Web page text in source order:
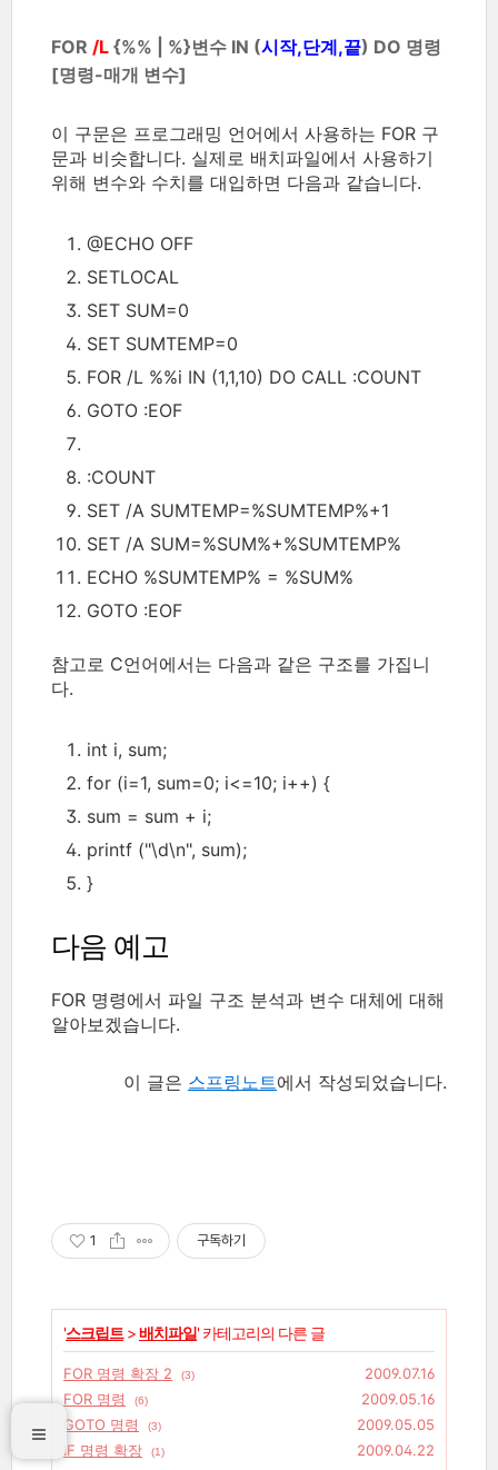
FOR /L {%% | %}변수 IN (시작,단계,끝) DO 명령
[명령-매개 변수]
이 구문은 프로그래밍 언어에서 사용하는 FOR 구
문과 비슷합니다. 실제로 배치파일에서 사용하기
위해 변수와 수치를 대입하면 다음과 같습니다.
@ECHO OFF
SETLOCAL
SET SUM=0
SET SUMTEMP=0
FOR /L %%i IN (1,1,10) DO CALL :COUNT
GOTO :EOF
:COUNT
SET /A SUMTEMP=%SUMTEMP%+1
SET /A SUM=%SUM%+%SUMTEMP%
ECHO %SUMTEMP% = %SUM%
GOTO :EOF
참고로 C언어에서는 다음과 같은 구조를 가집니
다.
int i, sum;
for (i=1, sum=0; i<=10; i++) {
sum = sum + i;
printf ("\d\n", sum);
}
다음 예고
FOR 명령에서 파일 구조 분석과 변수 대체에 대해
알아보겠습니다.
이 글은 스프링노트에서 작성되었습니다.
1 구독하기
'스크립트>배치파일' 카테고리의 다른 글
FOR 명령 확장 2 (3)
2009.07.16
FOR 명령
(6)
2009.05.16
GOTO 명령
(3)
2009.05.05
IF 명령 확장
(1)
2009.04.22